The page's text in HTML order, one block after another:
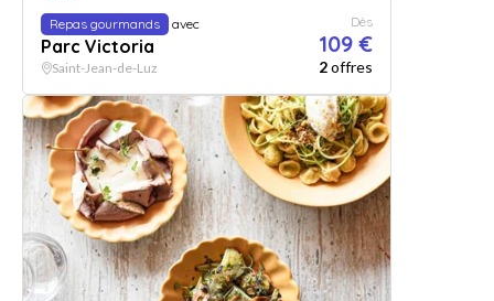
Repas gourmands avec
Parc Victoria
Dès
109 €
Saint-Jean-de-Luz 2offres